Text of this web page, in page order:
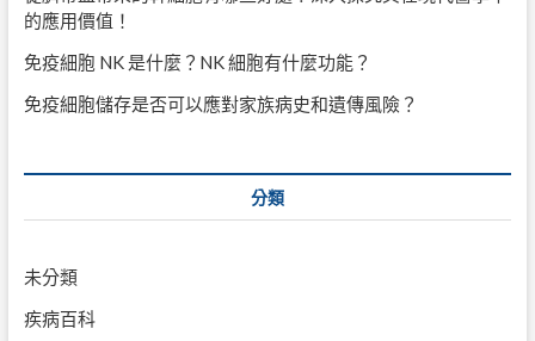
的應用價值！
免疫細胞 NK 是什麼？NK 細胞有什麼功能？
免疫細胞儲存是否可以應對家族病史和遺傳風險？
分類
未分類
疾病百科